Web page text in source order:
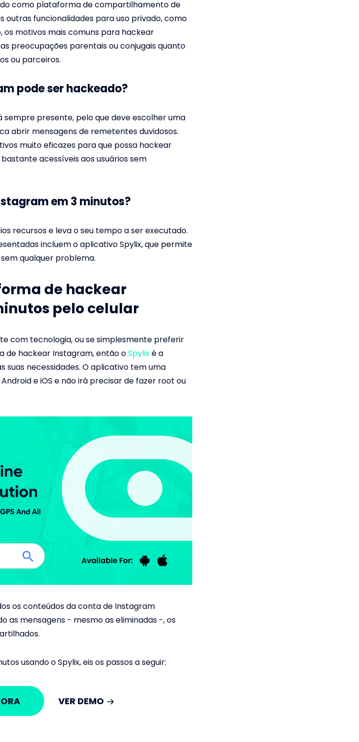
como plataforma de compartilhamento de
outras funcionalidades para uso privado, como
os motivos mais comuns para hackear
preocupações parentais ou conjugais quanto
ou parceiros.
pode ser hackeado?
sempre presente, pelo que deve escolher uma
abrir mensagens de remetentes duvidosos.
muito eficazes para que possa hackear
acessíveis aos usuários sem
em 3 minutos?
recursos e leva o seu tempo a ser executado.
incluem o aplicativo Spylix, que permite
qualquer problema.
de hackear
pelo celular
com tecnologia, ou se simplesmente preferir
de hackear Instagram, então oSpylixé a
suas necessidades. O aplicativo tem uma
e iOS e não irá precisar de fazer root ou
os conteúdos da conta de Instagram
as mensagens - mesmo as eliminadas -, os
usando o Spylix, eis os passos a seguir:
VER DEMO